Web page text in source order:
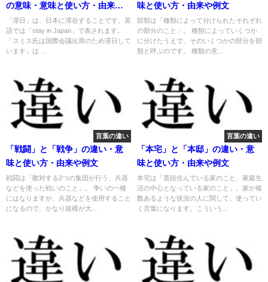
の意味・意味と使い方・由来や
例文
「滞日」は、日本に滞在することです。英
語では「stay in Japan」で表されます。
「スミス氏は国際会議出席のため滞日して
います」は ...
味と使い方・由来や例文
部類は「種類によって分けられたそれぞれ
の部分のこと」。 種類によっていくつか
に分けたうえで、そのいくつかの部分を部
類と呼ぶのです。 種類の意...
言葉の違い
「戦闘」と「戦争」の違い・意
味と使い方・由来や例文
戦闘は「敵対する2つの集団が行う、兵器
などを使った戦いのこと」。 争いの一種
にはなりますが、兵器などを使用すること
になるので、かなり規模が大...
言葉の違い
「本宅」と「本邸」の違い・意
味と使い方・由来や例文
本宅は「普段住んでいる家のこと、家庭生
活の中心となっている家のこと」。家が複
数あるような状況の人に関して、使ってい
く言葉になります。こういう...